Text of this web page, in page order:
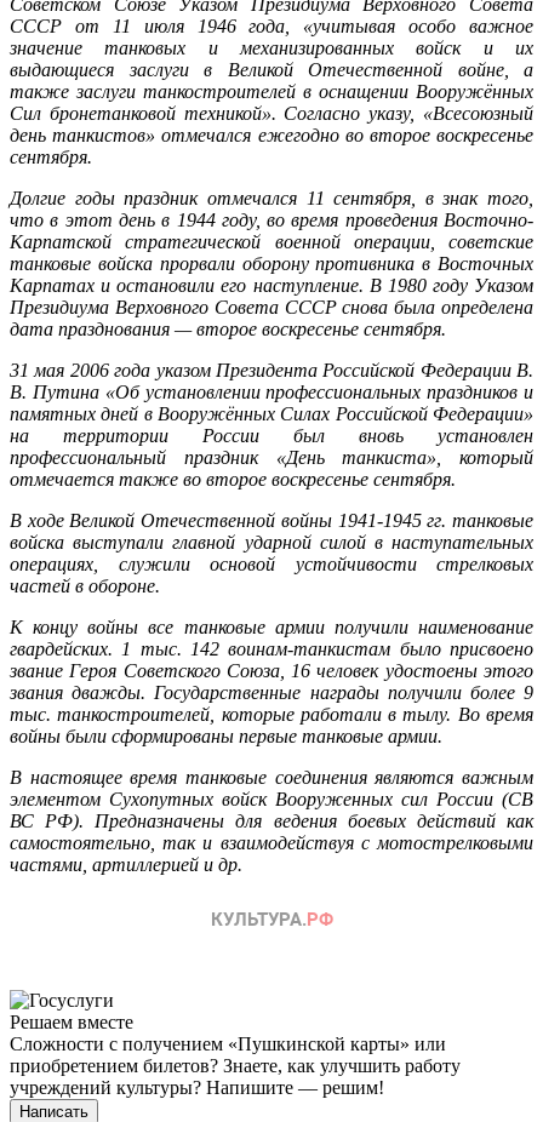
СССР от 11 июля 1946 года, «учитывая особо важное
значение танковых и механизированных войск и их
выдающиеся заслуги в Великой Отечественной войне, а
также заслуги танкостроителей в оснащении Вооружённых
Сил бронетанковой техникой». Согласно указу, «Всесоюзный
день танкистов» отмечался ежегодно во второе воскресенье
сентября.
Долгие годы праздник отмечался 11 сентября, в знак того,
что в этот день в 1944 году, во время проведения Восточно-
Карпатской стратегической военной операции, советские
танковые войска прорвали оборону противника в Восточных
Карпатах и остановили его наступление. В 1980 году Указом
Президиума Верховного Совета СССР снова была определена
дата празднования — второе воскресенье сентября.
31 мая 2006 года указом Президента Российской Федерации В.
В. Путина «Об установлении профессиональных праздников и
памятных дней в Вооружённых Силах Российской Федерации»
на территории России был вновь установлен
профессиональный праздник «День танкиста», который
отмечается также во второе воскресенье сентября.
В ходе Великой Отечественной войны 1941-1945 гг. танковые
войска выступали главной ударной силой в наступательных
операциях, служили основой устойчивости стрелковых
частей в обороне.
К концу войны все танковые армии получили наименование
гвардейских. 1 тыс. 142 воинам-танкистам было присвоено
звание Героя Советского Союза, 16 человек удостоены этого
звания дважды. Государственные награды получили более 9
тыс. танкостроителей, которые работали в тылу. Во время
войны были сформированы первые танковые армии.
В настоящее время танковые соединения являются важным
элементом Сухопутных войск Вооруженных сил России (СВ
ВС РФ). Предназначены для ведения боевых действий как
самостоятельно, так и взаимодействуя с мотострелковыми
частями, артиллерией и др.
Решаем вместе
Сложности с получением «Пушкинской карты» или
приобретением билетов? Знаете, как улучшить работу
учреждений культуры? Напишите — решим!
Написать